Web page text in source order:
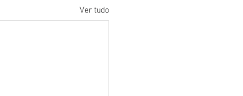
Ver tudo